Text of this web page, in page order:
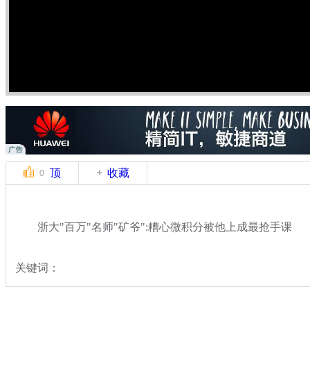
0 顶 收藏
浙大"百万"名师"矿爷":糟心微积分被他上成最抢手课
关键词：